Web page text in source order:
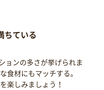
ちている
ョンの多さが挙げられま
食材にもマッチする。
楽しみましょう！